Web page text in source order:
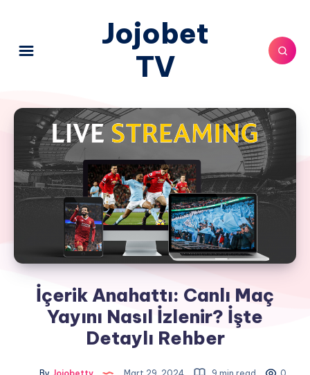
Jojobet
TV
İçerik Anahattı: Canlı Maç
Yayını Nasıl İzlenir? İşte
Detaylı Rehber